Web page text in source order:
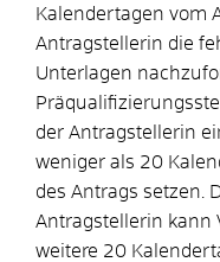
Kalendertagen vom
Antragstellerin die
Unterlagen
der Antragstellerin
weniger als 20
des Antrags setzen.
Antragstellerin kann
weitere 20